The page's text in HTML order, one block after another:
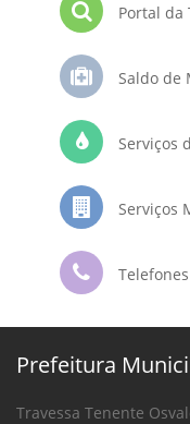
Portal da
Saldo de
Serviços
Serviços
Prefeitura
Travessa Tenente